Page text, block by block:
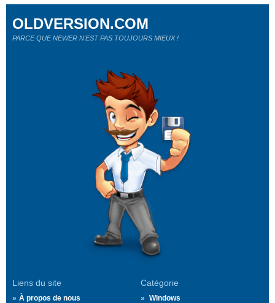
Liens du site
À propos de nous
Catégorie
Windows
OLDVERSION.COM
PARCE QUE NEWER N'EST PAS TOUJOURS MIEUX !